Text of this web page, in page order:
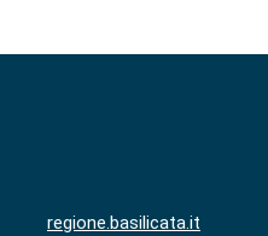
regione.basilicata.it